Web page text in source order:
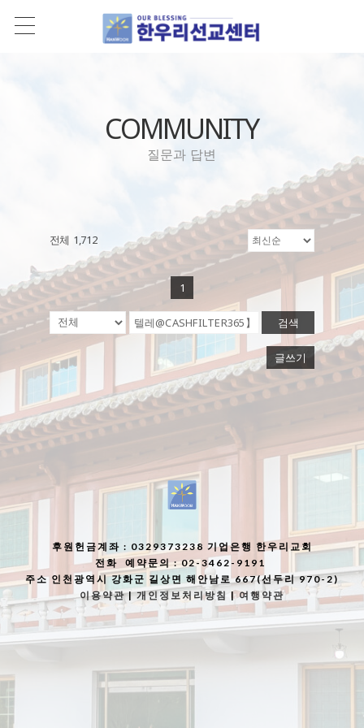
COMMUNITY
질문과 답변
전체 1,712
1
검색
글쓰기
후원헌금계좌 : 0329373238 기업은행 한우리교회
전화
예약문의 : 02-3462-9191
주소인천광역시 강화군 길상면 해안남로 667(선두리 970-2)
이용약관|개인정보처리방침 |여행약관